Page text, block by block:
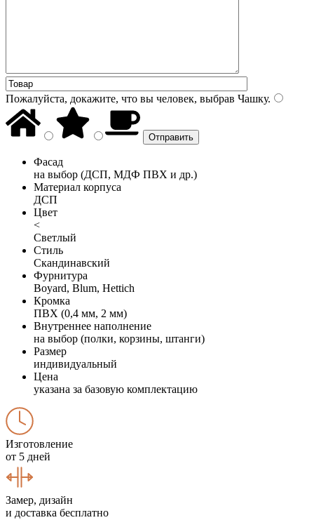
Пожалуйста, докажите, что вы человек, выбрав Чашку.
Фасад
на выбор (ДСП, МДФ ПВХ и др.)
Материал корпуса
ДСП
Цвет
<
Светлый
Стиль
Скандинавский
Фурнитура
Boyard, Blum, Hettich
Кромка
ПВХ (0,4 мм, 2 мм)
Внутреннее наполнение
на выбор (полки, корзины, штанги)
Размер
индивидуальный
Цена
указана за базовую комплектацию
Изготовление
от 5 дней
Замер, дизайн
и доставка бесплатно